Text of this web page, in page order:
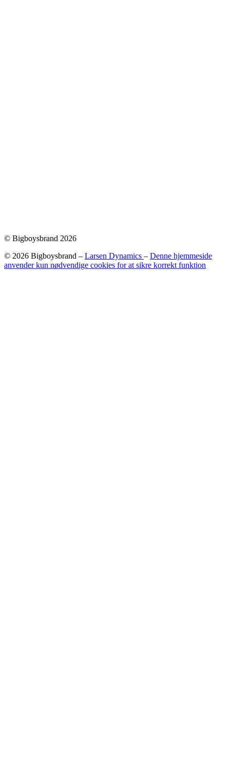
© Bigboysbrand 2026
© 2026 Bigboysbrand – Larsen Dynamics – Denne hjemmeside
anvender kun nødvendige cookies for at sikre korrekt funktion